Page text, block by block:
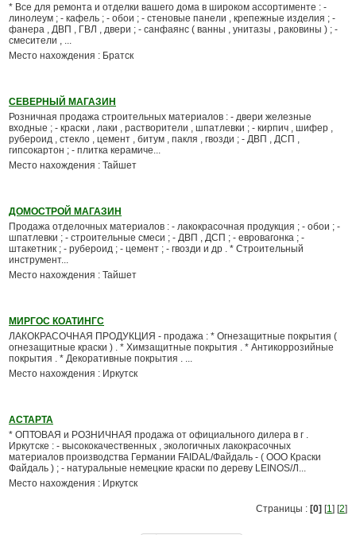
* Все для ремонта и отделки вашего дома в широком ассортименте : -
линолеум ; - кафель ; - обои ; - стеновые панели , крепежные изделия ; -
фанера , ДВП , ГВЛ , двери ; - санфаянс ( ванны , унитазы , раковины ) ; -
смесители , ...
Место нахождения : Братск
СЕВЕРНЫЙ МАГАЗИН
Розничная продажа строительных материалов : - двери железные
входные ; - краски , лаки , растворители , шпатлевки ; - кирпич , шифер ,
рубероид , стекло , цемент , битум , пакля , гвозди ; - ДВП , ДСП ,
гипсокартон ; - плитка керамиче...
Место нахождения : Тайшет
ДОМОСТРОЙ МАГАЗИН
Продажа отделочных материалов : - лакокрасочная продукция ; - обои ; -
шпатлевки ; - строительные смеси ; - ДВП , ДСП ; - евровагонка ; -
штакетник ; - рубероид ; - цемент ; - гвозди и др . * Строительный
инструмент...
Место нахождения : Тайшет
МИРГОС КОАТИНГС
ЛАКОКРАСОЧНАЯ ПРОДУКЦИЯ - продажа : * Огнезащитные покрытия (
огнезащитные краски ) . * Химзащитные покрытия . * Антикоррозийные
покрытия . * Декоративные покрытия . ...
Место нахождения : Иркутск
АСТАРТА
* ОПТОВАЯ и РОЗНИЧНАЯ продажа от официального дилера в г .
Иркутске : - высококачественных , экологичных лакокрасочных
материалов производства Германии FAIDAL/Файдаль - ( ООО Краски
Файдаль ) ; - натуральные немецкие краски по дереву LEINOS/Л...
Место нахождения : Иркутск
Страницы : [0] [1] [2]